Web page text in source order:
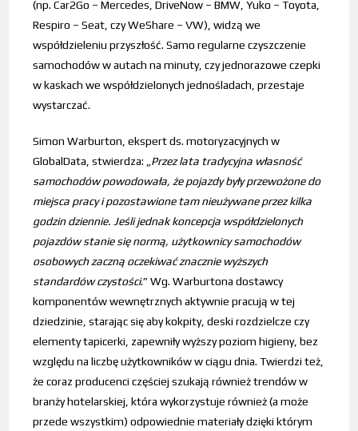
(np. Car2Go – Mercedes, DriveNow – BMW, Yuko – Toyota,
Respiro – Seat, czy WeShare – VW), widzą we
współdzieleniu przyszłość. Samo regularne czyszczenie
samochodów w autach na minuty, czy jednorazowe czepki
w kaskach we współdzielonych jednośladach, przestaje
wystarczać.
Simon Warburton, ekspert ds. motoryzacyjnych w
GlobalData, stwierdza: „ Przez lata tradycyjna własność
samochodów powodowała, że ​​pojazdy były przewożone do
miejsca pracy i pozostawione tam nieużywane przez kilka
godzin dziennie. Jeśli jednak koncepcja współdzielonych
pojazdów stanie się normą, użytkownicy samochodów
osobowych zaczną oczekiwać znacznie wyższych
standardów czystości.” Wg. Warburtona dostawcy
komponentów wewnętrznych aktywnie pracują w tej
dziedzinie, starając się aby kokpity, deski rozdzielcze czy
elementy tapicerki, zapewniły wyższy poziom higieny, bez
względu na liczbę użytkowników w ciągu dnia. Twierdzi też,
że coraz producenci częściej szukają również trendów w
branży hotelarskiej, która wykorzystuje również (a może
przede wszystkim) odpowiednie materiały dzięki którym